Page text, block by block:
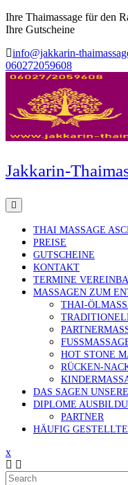
Ihre Thaimassage für den
Ihre Gutscheine
info@jakkarin-
060272059608
Jakkarin-
THAI MASSAGE
PREISE
GUTSCHEINE
KONTAKT
TERMINE
MASSAGEN ZUM
THAI-
HOT STONE
RÜCKEN-
DAS SAGEN
DIPLOME
PARTNER
HÄUFIG
x